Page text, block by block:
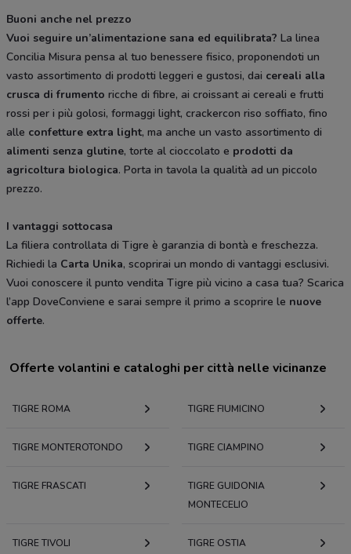
Buoni anche nel prezzo
Vuoi seguire un’alimentazione sana ed equilibrata? La linea
Concilia Misura pensa al tuo benessere fisico, proponendoti un
vasto assortimento di prodotti leggeri e gustosi, dai cereali alla
crusca di frumento ricche di fibre, ai croissant ai cereali e frutti
rossi per i più golosi, formaggi light, crackercon riso soffiato, fino
alle confetture extra light, ma anche un vasto assortimento di
alimenti senza glutine, torte al cioccolato e prodotti da
agricoltura biologica. Porta in tavola la qualità ad un piccolo
prezzo.
I vantaggi sottocasa
La filiera controllata di Tigre è garanzia di bontà e freschezza.
Richiedi la Carta Unika, scoprirai un mondo di vantaggi esclusivi.
Vuoi conoscere il punto vendita Tigre più vicino a casa tua? Scarica
l’app DoveConviene e sarai sempre il primo a scoprire le nuove
offerte.
Offerte volantini e cataloghi per città nelle vicinanze
TIGRE ROMA TIGRE FIUMICINO
TIGRE MONTEROTONDO TIGRE CIAMPINO
TIGRE FRASCATI
TIGRE GUIDONIA
MONTECELIO
TIGRE TIVOLI TIGRE OSTIA